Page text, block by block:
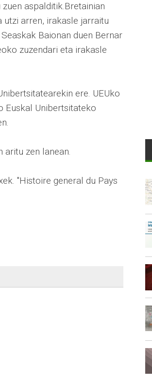
aspalditik.Bretainian
utzi arren, irakasle jarraitu
Baionan duen Bernar
zuzendari eta irakasle
ere. UEUko
Euskal Unibertsitateko
aritu zen lanean.
"Histoire general du Pays